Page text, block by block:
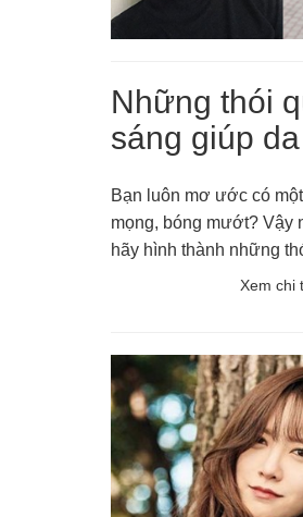
Những thói
sáng giúp
sức sống....
Bạn luôn mơ ước có
mọng, bóng mướt? Vậy
hãy hình thành những
Xem chi